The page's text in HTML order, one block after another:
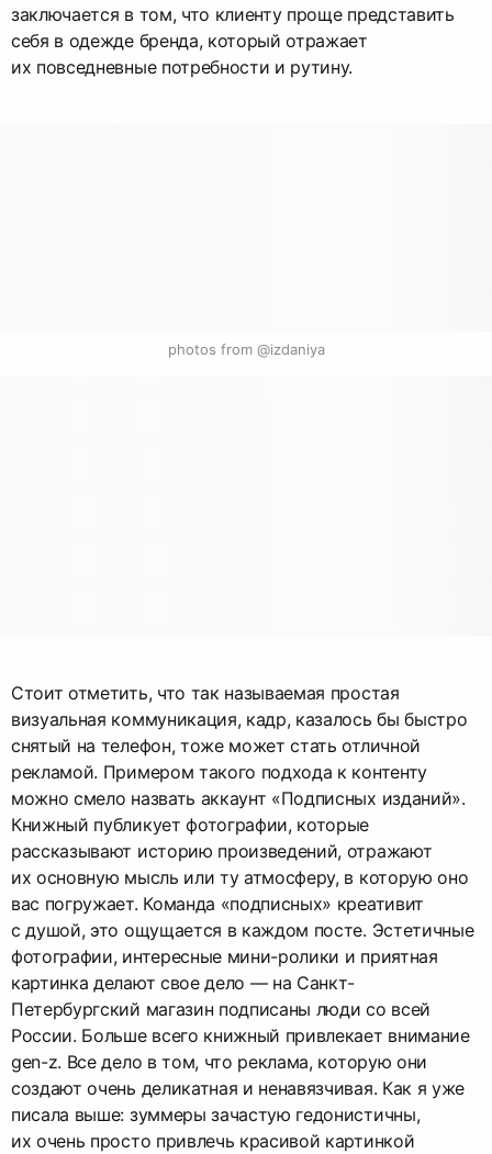
заключается в том, что клиенту проще представить
себя в одежде бренда, который отражает
их повседневные потребности и рутину.
photos from @izdaniya
Стоит отметить, что так называемая простая
визуальная коммуникация, кадр, казалось бы быстро
снятый на телефон, тоже может стать отличной
рекламой. Примером такого подхода к контенту
можно смело назвать аккаунт «Подписных изданий».
Книжный публикует фотографии, которые
рассказывают историю произведений, отражают
их основную мысль или ту атмосферу, в которую оно
вас погружает. Команда «подписных» креативит
с душой, это ощущается в каждом посте. Эстетичные
фотографии, интересные мини-ролики и приятная
картинка делают свое дело — на Санкт-
Петербургский магазин подписаны люди со всей
России. Больше всего книжный привлекает внимание
gen-z. Все дело в том, что реклама, которую они
создают очень деликатная и ненавязчивая. Как я уже
писала выше: зуммеры зачастую гедонистичны,
их очень просто привлечь красивой картинкой